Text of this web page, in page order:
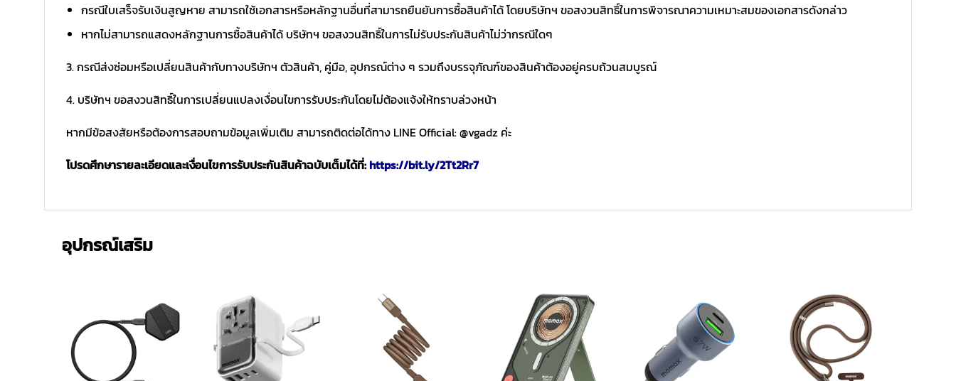
กรณีใบเสร็จรับเงินสูญหาย สามารถใช้เอกสารหรือหลักฐานอื่นที่สามารถยืนยันการซื้อสินค้าได้ โดยบริษัทฯ ขอสงวนสิทธิ์ในการพิจารณาความเหมาะสมของเอกสารดังกล่าว
หากไม่สามารถแสดงหลักฐานการซื้อสินค้าได้ บริษัทฯ ขอสงวนสิทธิ์ในการไม่รับประกันสินค้าไม่ว่ากรณีใดๆ
3. กรณีส่งซ่อมหรือเปลี่ยนสินค้ากับทางบริษัทฯ ตัวสินค้า, คู่มือ, อุปกรณ์ต่าง ๆ รวมถึงบรรจุภัณฑ์ของสินค้าต้องอยู่ครบถ้วนสมบูรณ์
4. บริษัทฯ ขอสงวนสิทธิ์ในการเปลี่ยนแปลงเงื่อนไขการรับประกันโดยไม่ต้องแจ้งให้ทราบล่วงหน้า
หากมีข้อสงสัยหรือต้องการสอบถามข้อมูลเพิ่มเติม สามารถติดต่อได้ทาง LINE Official: @vgadz ค่ะ
โปรดศึกษารายละเอียดและเงื่อนไขการรับประกันสินค้าฉบับเต็มได้ที่:https://bit.ly/2Tt2Rr7
อุปกรณ์เสริม